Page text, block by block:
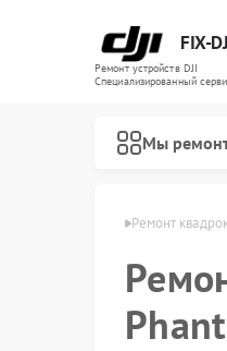
FIX-
Ремонт устройств DJI
Специализированный
Мы
Ремонт